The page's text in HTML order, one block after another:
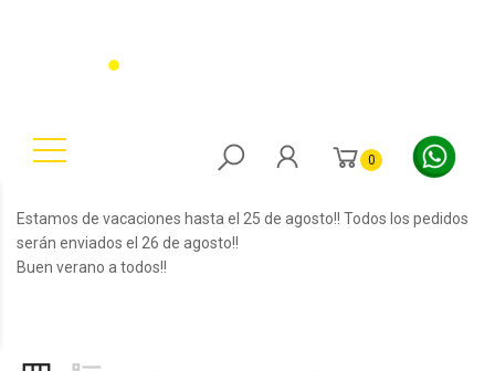
0
Estamos de vacaciones hasta el 25 de agosto!! Todos los pedidos
serán enviados el 26 de agosto!!
Buen verano a todos!!